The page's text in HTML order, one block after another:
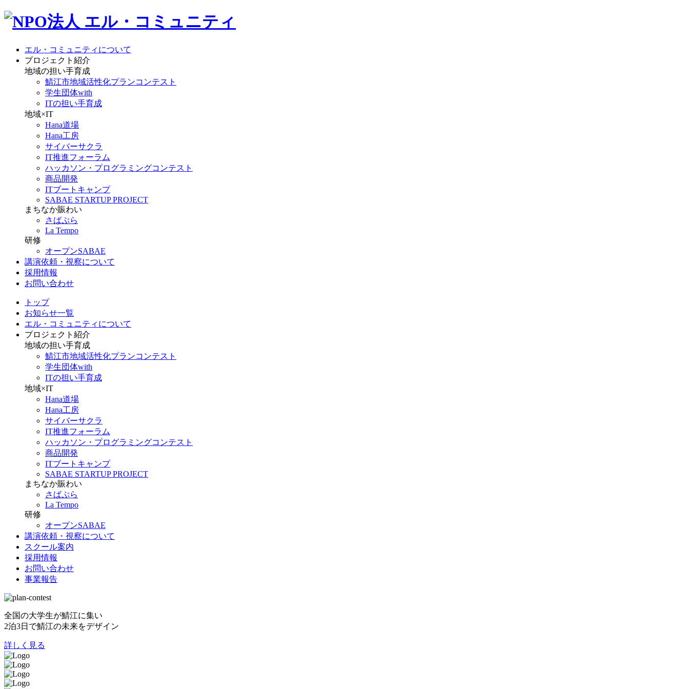
エル・コミュニティについて
プロジェクト紹介
地域の担い手育成
鯖江市地域活性化プランコンテスト
学生団体with
ITの担い手育成
地域×IT
Hana道場
Hana工房
サイバーサクラ
IT推進フォーラム
ハッカソン・プログラミングコンテスト
商品開発
ITブートキャンプ
SABAE STARTUP PROJECT
まちなか賑わい
さばぷら
La Tempo
研修
オープンSABAE
講演依頼・視察について
採用情報
お問い合わせ
トップ
お知らせ一覧
エル・コミュニティについて
プロジェクト紹介
地域の担い手育成
鯖江市地域活性化プランコンテスト
学生団体with
ITの担い手育成
地域×IT
Hana道場
Hana工房
サイバーサクラ
IT推進フォーラム
ハッカソン・プログラミングコンテスト
商品開発
ITブートキャンプ
SABAE STARTUP PROJECT
まちなか賑わい
さばぷら
La Tempo
研修
オープンSABAE
講演依頼・視察について
スクール案内
採用情報
お問い合わせ
事業報告
全国の大学生が鯖江に集い
2泊3日で鯖江の未来をデザイン
詳しく見る